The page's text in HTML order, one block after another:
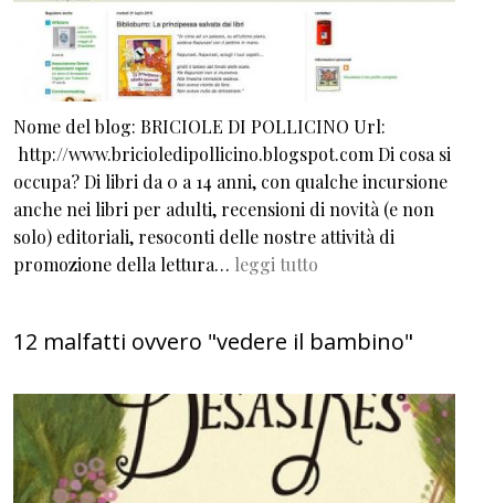
Nome del blog: BRICIOLE DI POLLICINO Url:
http://www.bricioledipollicino.blogspot.com Di cosa si
occupa? Di libri da 0 a 14 anni, con qualche incursione
anche nei libri per adulti, recensioni di novità (e non
solo) editoriali, resoconti delle nostre attività di
promozione della lettura… leggi tutto
12 malfatti ovvero "vedere il bambino"